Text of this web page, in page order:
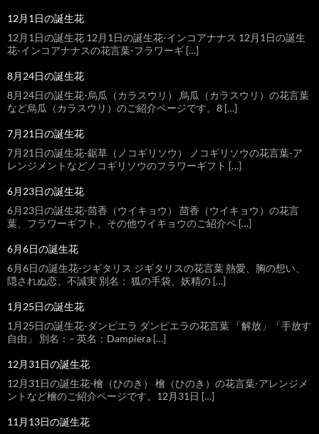
12月1日の誕生花
12月1日の誕生花 12月1日の誕生花-インコアナナス 12月1日の誕生
花-インコアナナスの花言葉-フラワーギ […]
8月24日の誕生花
8月24日の誕生花-烏瓜（カラスウリ） 烏瓜（カラスウリ）の花言葉
など烏瓜（カラスウリ）のご紹介ページです。8 […]
7月21日の誕生花
7月21日の誕生花-鋸草（ノコギリソウ） ノコギリソウの花言葉-ア
レンジメントなどノコギリソウのフラワーギフト […]
6月23日の誕生花
6月23日の誕生花-茴香（ウイキョウ） 茴香（ウイキョウ）の花言
葉、フラワーギフト、その他ウイキョウのご紹介ペ […]
6月6日の誕生花
6月6日の誕生花-ジギタリス ジギタリスの花言葉 熱愛、胸の想い、
隠されぬ恋、不誠実 別名： 狐の手袋、妖精の […]
1月25日の誕生花
1月25日の誕生花-ダンピエラ ダンピエラの花言葉 「解放」「手放す
自由」 別名：– 英名：Dampiera […]
12月31日の誕生花
12月31日の誕生花-檜（ひのき） 檜（ひのき）の花言葉-アレンジメ
ントなど檜のご紹介ページです。12月31日 […]
11月13日の誕生花